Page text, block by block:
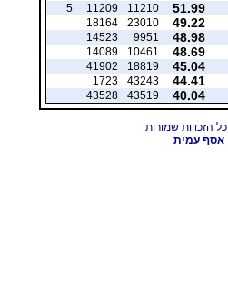
51.99
11210
11209
5
49.22
23010
18164
48.98
9951
14523
48.69
10461
14089
45.04
18819
41902
44.41
43243
1723
40.04
43519
43528
אסף עמית